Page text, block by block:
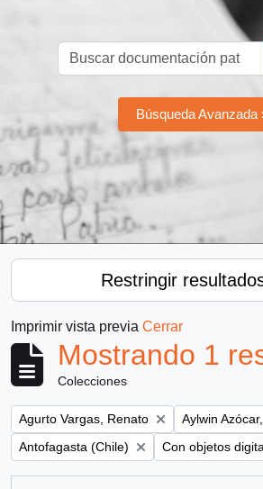
Búsqueda Avanzada
Restringir
Imprimir vista previa Cerrar
Mostrando 1
Colecciones
Remove filter:
Agurto Vargas, Renato Remove filter:
Aylwin
Remove filter:
Antofagasta (Chile) Remove filter:
Con objetos